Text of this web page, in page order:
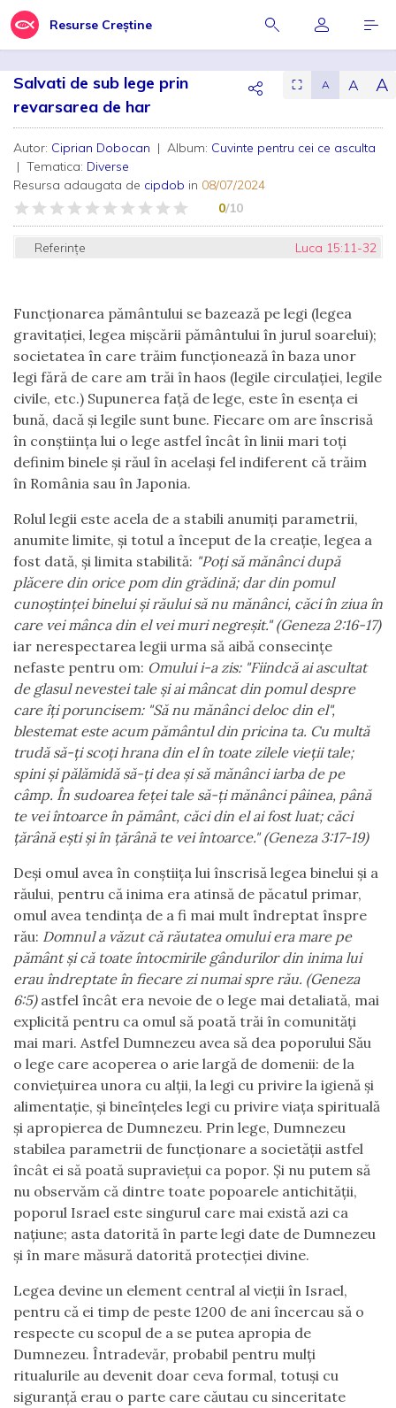
Resurse Creștine
Salvati de sub lege prin
revarsarea de har
⛶ A A A
Autor: Ciprian Dobocan | Album: Cuvinte pentru cei ce asculta
| Tematica: Diverse
Resursa adaugata de cipdob in 08/07/2024
0/10
Referințe Luca 15:11-32
Funcționarea pământului se bazează pe legi (legea
gravitației, legea mișcării pământului în jurul soarelui);
societatea în care trăim funcționează în baza unor
legi fără de care am trăi în haos (legile circulației, legile
civile, etc.) Supunerea față de lege, este în esența ei
bună, dacă și legile sunt bune. Fiecare om are înscrisă
în conștiința lui o lege astfel încât în linii mari toți
definim binele și răul în același fel indiferent că trăim
în România sau în Japonia.
Rolul legii este acela de a stabili anumiți parametrii,
anumite limite, și totul a început de la creație, legea a
fost dată, și limita stabilită: "Poţi să mănânci după
plăcere din orice pom din grădină; dar din pomul
cunoştinţei binelui şi răului să nu mănânci, căci în ziua în
care vei mânca din el vei muri negreşit." (Geneza 2:16-17)
iar nerespectarea legii urma să aibă consecințe
nefaste pentru om: Omului i-a zis: "Fiindcă ai ascultat
de glasul nevestei tale şi ai mâncat din pomul despre
care îţi poruncisem: "Să nu mănânci deloc din el",
blestemat este acum pământul din pricina ta. Cu multă
trudă să-ţi scoţi hrana din el în toate zilele vieţii tale;
spini şi pălămidă să-ţi dea şi să mănânci iarba de pe
câmp. În sudoarea feţei tale să-ţi mănânci pâinea, până
te vei întoarce în pământ, căci din el ai fost luat; căci
ţărână eşti şi în ţărână te vei întoarce." (Geneza 3:17-19)
Deși omul avea în conștiița lui înscrisă legea binelui și a
răului, pentru că inima era atinsă de păcatul primar,
omul avea tendința de a fi mai mult îndreptat înspre
rău: Domnul a văzut că răutatea omului era mare pe
pământ şi că toate întocmirile gândurilor din inima lui
erau îndreptate în fiecare zi numai spre rău. (Geneza
6:5) astfel încât era nevoie de o lege mai detaliată, mai
explicită pentru ca omul să poată trăi în comunități
mai mari. Astfel Dumnezeu avea să dea poporului Său
o lege care acoperea o arie largă de domenii: de la
conviețuirea unora cu alții, la legi cu privire la igienă și
alimentație, și bineînțeles legi cu privire viața spirituală
și apropierea de Dumnezeu. Prin lege, Dumnezeu
stabilea parametrii de funcționare a societății astfel
încât ei să poată supraviețui ca popor. Și nu putem să
nu observăm că dintre toate popoarele antichității,
poporul Israel este singurul care mai există azi ca
națiune; asta datorită în parte legi date de Dumnezeu
și în mare măsură datorită protecției divine.
Legea devine un element central al vieții în Israel,
pentru că ei timp de peste 1200 de ani încercau să o
respecte cu scopul de a se putea apropia de
Dumnezeu. Întradevăr, probabil pentru mulți
ritualurile au devenit doar ceva formal, totuși cu
siguranță erau o parte care căutau cu sinceritate